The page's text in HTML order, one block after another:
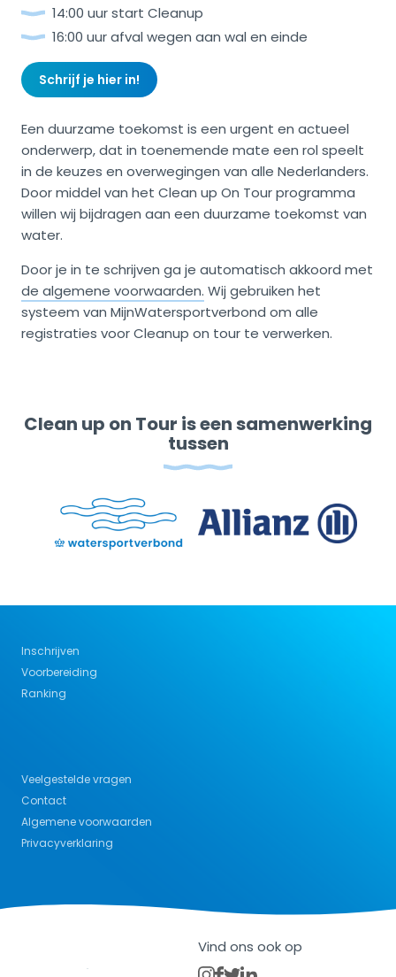
14:00 uur start Cleanup
16:00 uur afval wegen aan wal en einde
Schrijf je hier in!
Een duurzame toekomst is een urgent en actueel
onderwerp, dat in toenemende mate een rol speelt
in de keuzes en overwegingen van alle Nederlanders.
Door middel van het Clean up On Tour programma
willen wij bijdragen aan een duurzame toekomst van
water.
Door je in te schrijven ga je automatisch akkoord met
de algemene voorwaarden. Wij gebruiken het
systeem van MijnWatersportverbond om alle
registraties voor Cleanup on tour te verwerken.
Clean up on Tour is een samenwerking
tussen
Inschrijven
Voorbereiding
Ranking
Veelgestelde vragen
Contact
Algemene voorwaarden
Privacyverklaring
Vind ons ook op